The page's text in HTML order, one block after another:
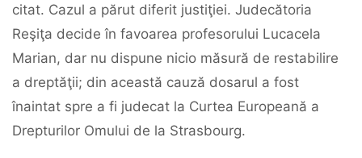
citat. Cazul a părut diferit justiţiei. Judecătoria
Reşiţa decide în favoarea profesorului Lucacela
Marian, dar nu dispune nicio măsură de restabilire
a dreptăţii; din această cauză dosarul a fost
înaintat spre a fi judecat la Curtea Europeană a
Drepturilor Omului de la Strasbourg.